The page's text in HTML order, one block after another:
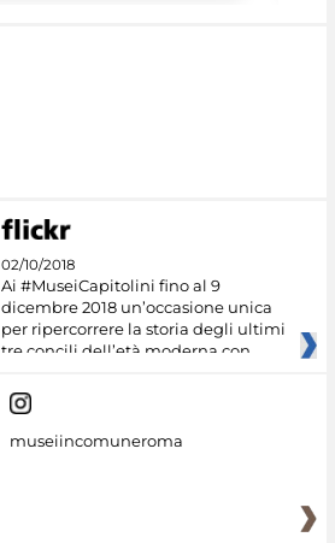
02/10/2018
Ai #MuseiCapitolini fino al 9
dicembre 2018 un’occasione unica
per ripercorrere la storia degli ultimi
tre concili dell’età moderna con
museiincomuneroma